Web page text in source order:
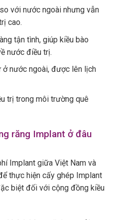
với nước ngoài nhưng vẫn
cao.
tận tình, giúp kiều bào
nước điều trị.
ở nước ngoài, được lên lịch
trị trong môi trường quê
răng Implant ở đâu
Implant giữa Việt Nam và
thực hiện cấy ghép Implant
biệt đối với cộng đồng kiều